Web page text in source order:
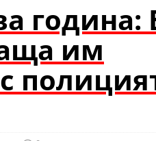
година:
им